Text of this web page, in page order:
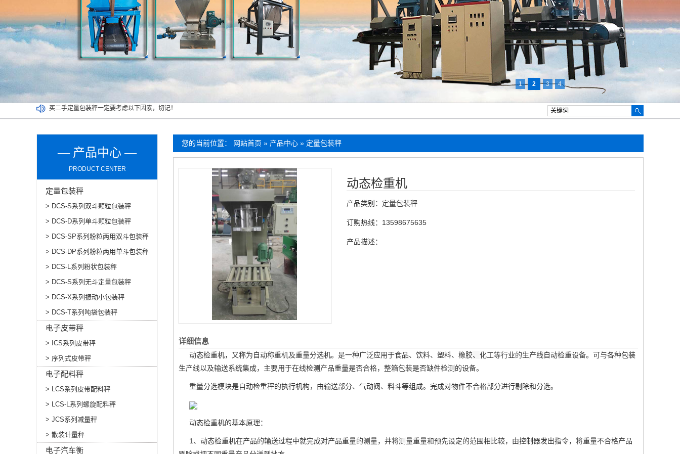
1 2 3 4
吨袋包装秤都可以实现哪些功能？
定量包装秤能否可以在潮湿环境长期使用？
您的当前位置： 网站首页 » 产品中心 » 定量包装秤
动态检重机
产品类别： 定量包装秤
订购热线： 13598675635
产品描述：
详细信息
动态检重机，又称为自动称重机及重量分选机。是一种广泛应用于食品、 饮料、塑料、橡胶、 化工等行业的生产线自动检重设备。可与各种包装
生产线以及输送系统集成，主要用于在线检测产品重量是否合格，整箱包装是否缺件检测的设备。
重量分选模块是自动检重秤的执行机构，由输送部分、气动阀、料斗等组成。完成对物件不合格部分进行剔除和分选。
动态检重机的基本原理：
1 、动态检重机在产品的输送过程中就完成对产品重量的测量，并将测量重量和预先设定的范围相比较，由控制器发出指令，将重量不合格产品
— 产品中心 —
PRODUCT CENTER
定量包装秤
> DCS-S系列双斗颗粒包装秤
> DCS-D系列单斗颗粒包装秤
> DCS-SP系列粉粒两用双斗包装秤
> DCS-DP系列粉粒两用单斗包装秤
> DCS-L系列粉状包装秤
> DCS-S系列无斗定量包装秤
> DCS-X系列振动小包装秤
> DCS-T系列吨袋包装秤
电子皮带秤
> ICS系列皮带秤
> 序列式皮带秤
电子配料秤
> LCS系列皮带配料秤
> LCS-L系列螺旋配料秤
> JCS系列减量秤
> 散装计量秤
电子汽车衡